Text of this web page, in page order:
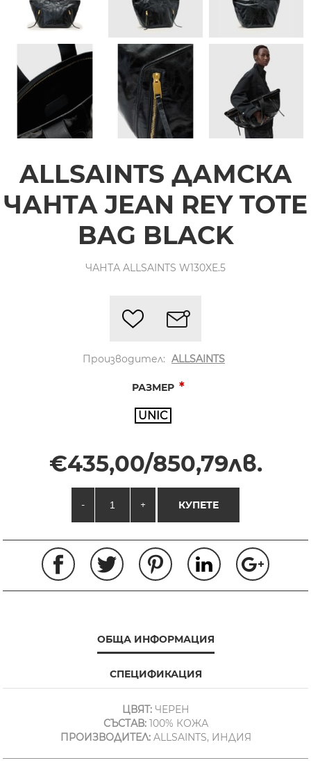
ALLSAINTS ДАМСКА
ЧАНТА JEAN REY TOTE
BAG BLACK
ЧАНТА ALLSAINTS W130XE.5
Производител: ALLSAINTS
РАЗМЕР *
UNIC
€435,00/850,79лв.
- + КУПЕТЕ
ОБЩА ИНФОРМАЦИЯ
СПЕЦИФИКАЦИЯ
ЦВЯТ:ЧЕРЕН
СЪСТАВ:100% КОЖА
ПРОИЗВОДИТЕЛ:ALLSAINTS, ИНДИЯ